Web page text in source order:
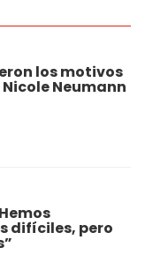
los motivos
Neumann
difíciles, pero